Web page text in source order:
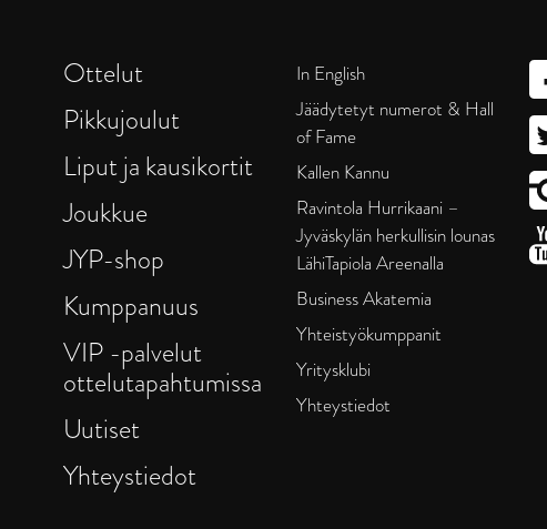
Ottelut
Pikkujoulut
Liput ja kausikortit
Joukkue
JYP-shop
Kumppanuus
VIP -palvelut
ottelutapahtumissa
Uutiset
Yhteystiedot
In English
Jäädytetyt numerot & Hall
of Fame
Kallen Kannu
Ravintola Hurrikaani –
Jyväskylän herkullisin lounas
LähiTapiola Areenalla
Business Akatemia
Yhteistyökumppanit
Yritysklubi
Yhteystiedot